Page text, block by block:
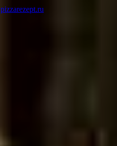
pizzarezept.ru